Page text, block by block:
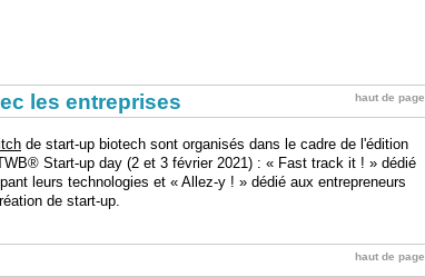
les entreprises haut de page
de start-up biotech sont organisés dans le cadre de l'édition
Start-up day (2 et 3 février 2021) : « Fast track it ! » dédié
leurs technologies et « Allez-y ! » dédié aux entrepreneurs
de start-up.
haut de page